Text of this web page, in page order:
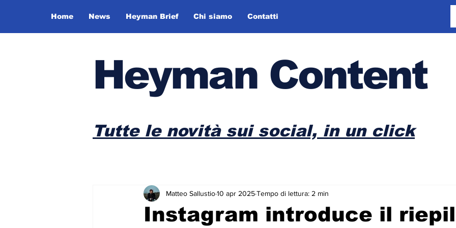
Home News Heyman Brief Chi siamo Contatti
Heyman Content
Tutte le novità sui social, in un click
Instagram introduce il
Matteo Sallustio10 apr 2025Tempo di lettura: 2 min